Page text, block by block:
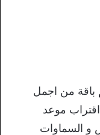
باقة من اجمل
اقتراب موعد
و السماوات